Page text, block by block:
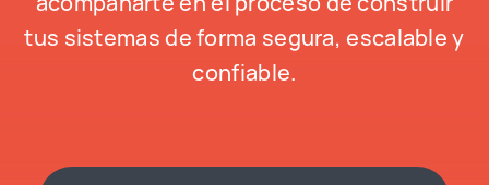
tus sistemas de forma segura, escalable y
confiable.